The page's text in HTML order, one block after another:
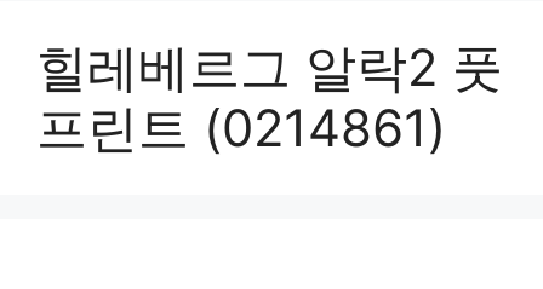
힐레베르그 알락2 풋
프린트 (0214861)